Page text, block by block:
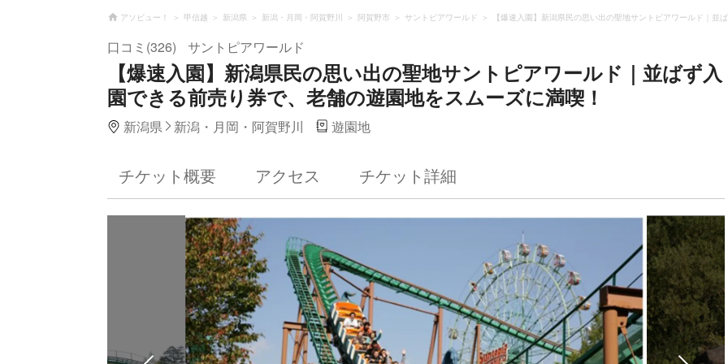
アソビュー！ 甲信越 新潟県 新潟・月岡・阿賀野川 阿賀野市 サントピアワールド 【爆速入園】新潟県民の思い出の聖地サントピアワールド｜並
口コミ(326) サントピアワールド
【爆速入園】新潟県民の思い出の聖地サントピアワールド｜並ばず入
園できる前売り券で、老舗の遊園地をスムーズに満喫！
新潟県 新潟・月岡・阿賀野川 遊園地
チケット概要 アクセス チケット詳細